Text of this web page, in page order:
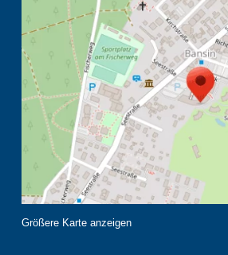
Größere Karte anzeigen